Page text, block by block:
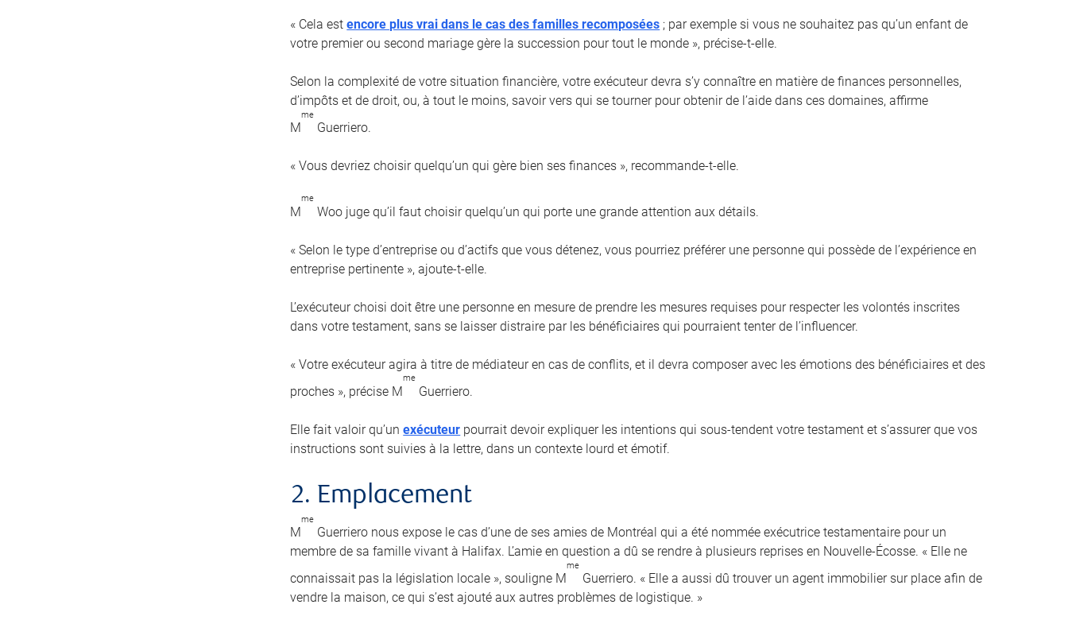
« Cela estencore plus vrai dans le cas des familles recomposées ; par exemple si vous ne souhaitez pas qu’un enfant de
votre premier ou second mariage gère la succession pour tout le monde », précise-t-elle.
Selon la complexité de votre situation financière, votre exécuteur devra s’y connaître en matière de finances personnelles,
d’impôts et de droit, ou, à tout le moins, savoir vers qui se tourner pour obtenir de l’aide dans ces domaines, affirme
M
me
Guerriero.
« Vous devriez choisir quelqu’un qui gère bien ses finances », recommande-t-elle.
M
me
Woo juge qu’il faut choisir quelqu’un qui porte une grande attention aux détails.
« Selon le type d’entreprise ou d’actifs que vous détenez, vous pourriez préférer une personne qui possède de l’expérience en
entreprise pertinente », ajoute-t-elle.
L’exécuteur choisi doit être une personne en mesure de prendre les mesures requises pour respecter les volontés inscrites
dans votre testament, sans se laisser distraire par les bénéficiaires qui pourraient tenter de l’influencer.
« Votre exécuteur agira à titre de médiateur en cas de conflits, et il devra composer avec les émotions des bénéficiaires et des
proches », précise M
me
Guerriero.
Elle fait valoir qu’unexécuteur pourrait devoir expliquer les intentions qui sous-tendent votre testament et s’assurer que vos
instructions sont suivies à la lettre, dans un contexte lourd et émotif.
2. Emplacement
M
me
Guerriero nous expose le cas d’une de ses amies de Montréal qui a été nommée exécutrice testamentaire pour un
membre de sa famille vivant à Halifax. L’amie en question a dû se rendre à plusieurs reprises en Nouvelle-Écosse. « Elle ne
connaissait pas la législation locale », souligne M
me
Guerriero. « Elle a aussi dû trouver un agent immobilier sur place afin de
vendre la maison, ce qui s’est ajouté aux autres problèmes de logistique. »